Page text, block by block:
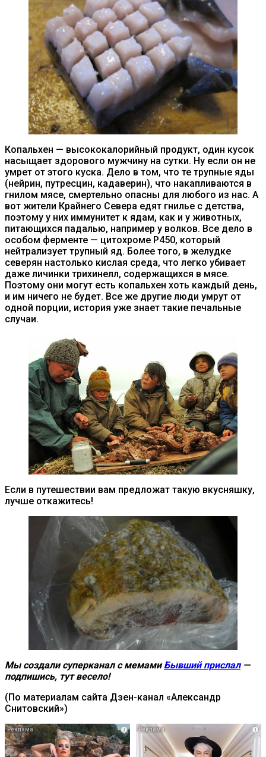
Копальхен — высококалорийный продукт, один кусок
насыщает здорового мужчину на сутки. Ну если он не
умрет от этого куска. Дело в том, что те трупные яды
(нейрин, путресцин, кадаверин), что накапливаются в
гнилом мясе, смертельно опасны для любого из нас. А
вот жители Крайнего Севера едят гнилье с детства,
поэтому у них иммунитет к ядам, как и у животных,
питающихся падалью, например у волков. Все дело в
особом ферменте — цитохроме Р450, который
нейтрализует трупный яд. Более того, в желудке
северян настолько кислая среда, что легко убивает
даже личинки трихинелл, содержащихся в мясе.
Поэтому они могут есть копальхен хоть каждый день,
и им ничего не будет. Все же другие люди умрут от
одной порции, история уже знает такие печальные
случаи.
Если в путешествии вам предложат такую вкусняшку,
лучше откажитесь!
Мы создали суперканал с мемамиБывший прислал—
подпишись, тут весело!
(По материалам сайта Дзен-канал «Александр
Снитовский»)
i i